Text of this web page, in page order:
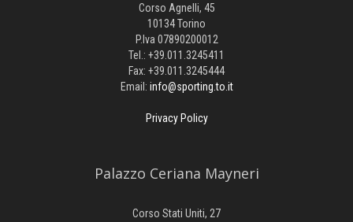
Corso Agnelli, 45
10134 Torino
P.Iva 07890200012
Tel.: +39.011.3245411
Fax: +39.011.3245444
Email: info@sporting.to.it
Privacy Policy
Palazzo Ceriana Mayneri
Corso Stati Uniti, 27